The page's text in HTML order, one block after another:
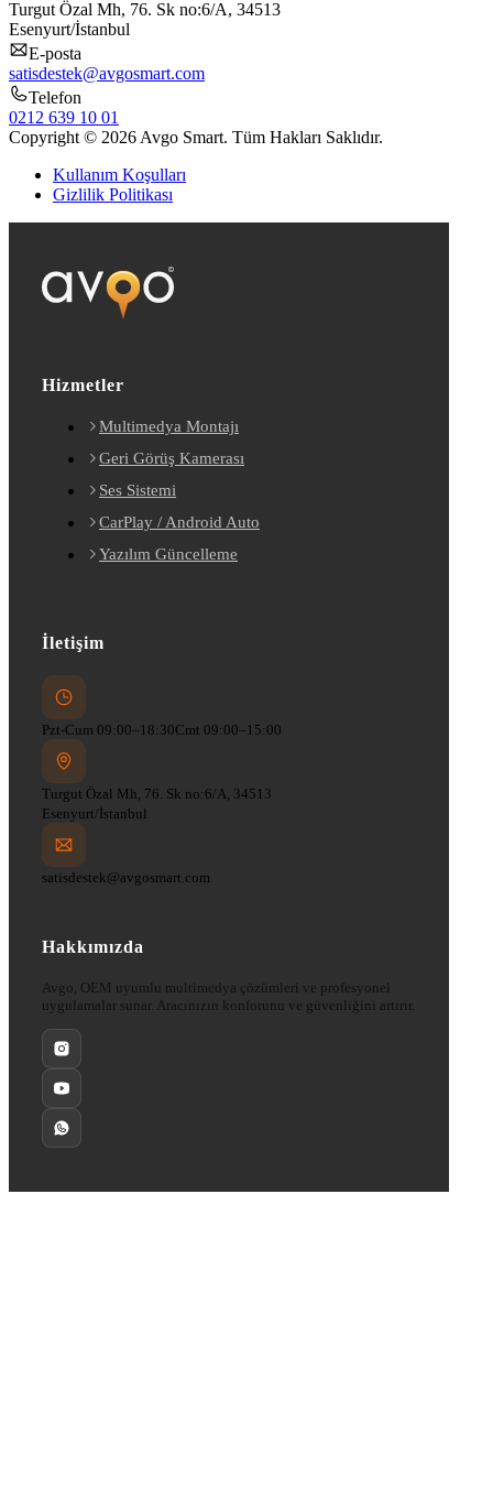
Turgut Özal Mh, 76. Sk no:6/A, 34513
Esenyurt/İstanbul
E-posta
satisdestek@avgosmart.com
Telefon
0212 639 10 01
Copyright © 2026 Avgo Smart. Tüm Hakları Saklıdır.
Kullanım Koşulları
Gizlilik Politikası
Hizmetler
Multimedya Montajı
Geri Görüş Kamerası
Ses Sistemi
CarPlay / Android Auto
Yazılım Güncelleme
İletişim
Pzt-Cum 09:00–18:30Cmt 09:00–15:00
Turgut Özal Mh, 76. Sk no:6/A, 34513
Esenyurt/İstanbul
satisdestek@avgosmart.com
Hakkımızda
Avgo, OEM uyumlu multimedya çözümleri ve profesyonel
uygulamalar sunar. Aracınızın konforunu ve güvenliğini artırır.